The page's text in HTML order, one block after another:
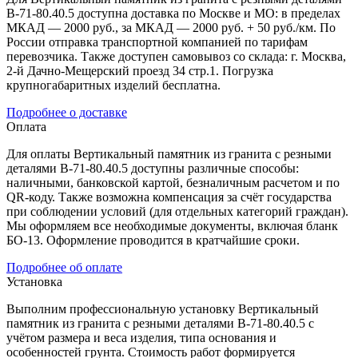
В-71-80.40.5 доступна доставка по Москве и МО: в пределах
МКАД — 2000 руб., за МКАД — 2000 руб. + 50 руб./км. По
России отправка транспортной компанией по тарифам
перевозчика. Также доступен самовывоз со склада: г. Москва,
2-й Дачно-Мещерский проезд 34 стр.1. Погрузка
крупногабаритных изделий бесплатна.
Подробнее о доставке
Оплата
Для оплаты Вертикальный памятник из гранита с резными
деталями В-71-80.40.5 доступны различные способы:
наличными, банковской картой, безналичным расчетом и по
QR-коду. Также возможна компенсация за счёт государства
при соблюдении условий (для отдельных категорий граждан).
Мы оформляем все необходимые документы, включая бланк
БО-13. Оформление проводится в кратчайшие сроки.
Подробнее об оплате
Установка
Выполним профессиональную установку Вертикальный
памятник из гранита с резными деталями В-71-80.40.5 с
учётом размера и веса изделия, типа основания и
особенностей грунта. Стоимость работ формируется